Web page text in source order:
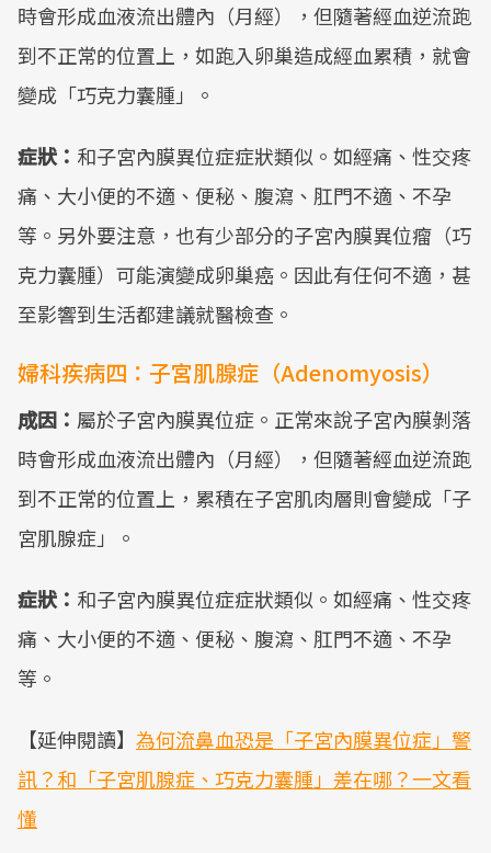
時會形成血液流出體內（月經），但隨著經血逆流跑
到不正常的位置上，如跑入卵巢造成經血累積，就會
變成「巧克力囊腫」。
症狀： 和子宮內膜異位症症狀類似。如經痛、性交疼
痛、大小便的不適、便秘、腹瀉、肛門不適、不孕
等。另外要注意，也有少部分的子宮內膜異位瘤（巧
克力囊腫）可能演變成卵巢癌。因此有任何不適，甚
至影響到生活都建議就醫檢查。
婦科疾病四：子宮肌腺症（Adenomyosis）
成因： 屬於子宮內膜異位症。正常來說子宮內膜剝落
時會形成血液流出體內（月經），但隨著經血逆流跑
到不正常的位置上，累積在子宮肌肉層則會變成「子
宮肌腺症」。
症狀： 和子宮內膜異位症症狀類似。如經痛、性交疼
痛、大小便的不適、便秘、腹瀉、肛門不適、不孕
等。
【延伸閱讀】 為何流鼻血恐是「子宮內膜異位症」警
訊？和「子宮肌腺症、巧克力囊腫」差在哪？一文看
懂